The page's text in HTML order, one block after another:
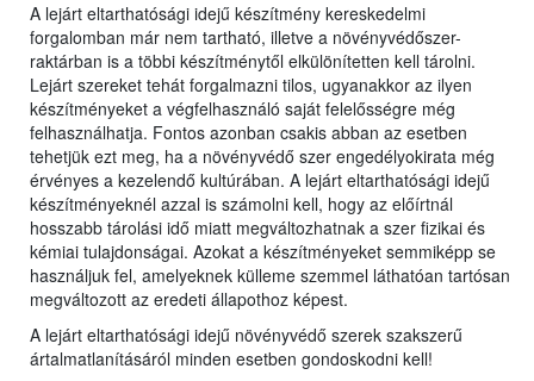
A lejárt eltarthatósági idejű készítmény kereskedelmi
forgalomban már nem tartható, illetve a növényvédőszer-
raktárban is a többi készítménytől elkülönítetten kell tárolni.
Lejárt szereket tehát forgalmazni tilos, ugyanakkor az ilyen
készítményeket a végfelhasználó saját felelősségre még
felhasználhatja. Fontos azonban csakis abban az esetben
tehetjük ezt meg, ha a növényvédő szer engedélyokirata még
érvényes a kezelendő kultúrában. A lejárt eltarthatósági idejű
készítményeknél azzal is számolni kell, hogy az előírtnál
hosszabb tárolási idő miatt megváltozhatnak a szer fizikai és
kémiai tulajdonságai. Azokat a készítményeket semmiképp se
használjuk fel, amelyeknek külleme szemmel láthatóan tartósan
megváltozott az eredeti állapothoz képest.
A lejárt eltarthatósági idejű növényvédő szerek szakszerű
ártalmatlanításáról minden esetben gondoskodni kell!